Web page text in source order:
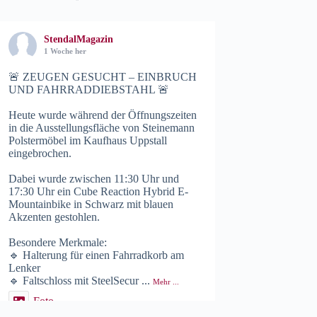
StendalMagazin
1 Woche her
🚨 ZEUGEN GESUCHT – EINBRUCH
UND FAHRRADDIEBSTAHL 🚨
Heute wurde während der Öffnungszeiten
in die Ausstellungsfläche von Steinemann
Polstermöbel im Kaufhaus Uppstall
eingebrochen.
Dabei wurde zwischen 11:30 Uhr und
17:30 Uhr ein Cube Reaction Hybrid E-
Mountainbike in Schwarz mit blauen
Akzenten gestohlen.
Besondere Merkmale:
🔹 Halterung für einen Fahrradkorb am
Lenker
🔹 Faltschloss mit SteelSecur ...Mehr ...
Foto